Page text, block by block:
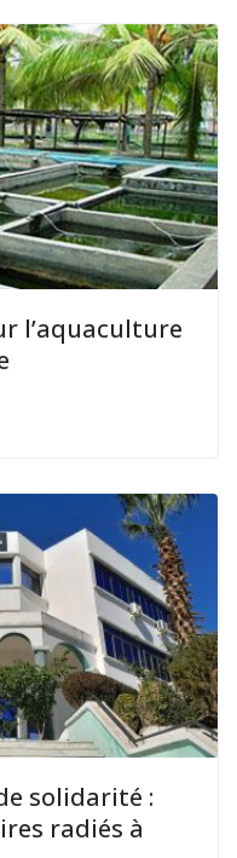
l’aquaculture
solidarité :
radiés à